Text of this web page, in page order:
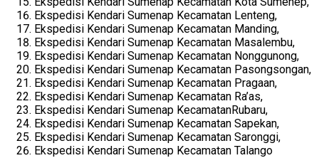
Ekspedisi Kendari Sumenap Kecamatan Lenteng,
Ekspedisi Kendari Sumenap Kecamatan Manding,
Ekspedisi Kendari Sumenap Kecamatan Masalembu,
Ekspedisi Kendari Sumenap Kecamatan Nonggunong,
Ekspedisi Kendari Sumenap Kecamatan Pasongsongan,
Ekspedisi Kendari Sumenap Kecamatan Pragaan,
Ekspedisi Kendari Sumenap Kecamatan Ra’as,
Ekspedisi Kendari Sumenap KecamatanRubaru,
Ekspedisi Kendari Sumenap Kecamatan Sapekan,
Ekspedisi Kendari Sumenap Kecamatan Saronggi,
Ekspedisi Kendari Sumenap Kecamatan Talango